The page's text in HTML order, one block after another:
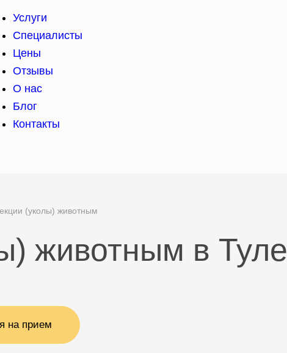
Услуги
Специалисты
Цены
Отзывы
О нас
Блог
Контакты
(уколы) животным
животным в Туле
на прием